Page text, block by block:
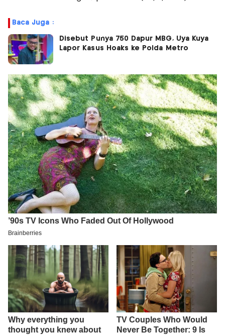
Baca Juga :
Disebut Punya 750 Dapur MBG, Uya Kuya
Lapor Kasus Hoaks ke Polda Metro